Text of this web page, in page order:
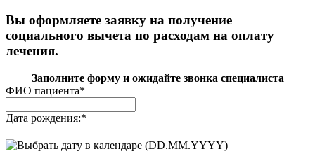
Вы оформляете заявку на получение
социального вычета по расходам на оплату
лечения.
Заполните форму и ожидайте звонка специалиста
ФИО пациента*
Дата рождения:*
(DD.MM.YYYY)